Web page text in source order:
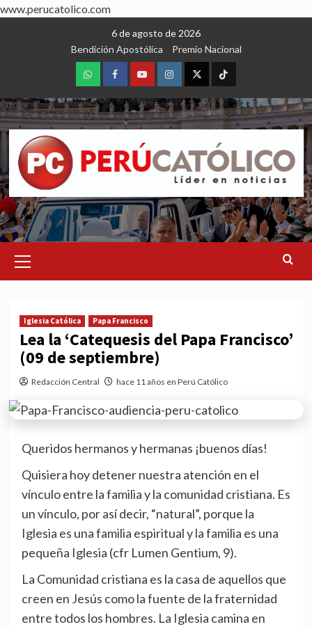
www.perucatolico.com
6 de agosto de 2026
Bendición Apostólica
Premio Nacional
WhatsAppFacebookYoutubeInstagram
X TikTok
Menu
Iglesia Católica Papa Francisco
Lea la ‘Catequesis del Papa Francisco’
(09 de septiembre)
Redacción Central hace 11 años en Perú Católico
Queridos hermanos y hermanas ¡buenos días!
Quisiera hoy detener nuestra atención en el
vínculo entre la familia y la comunidad cristiana. Es
un vínculo, por así decir, “natural”, porque la
Iglesia es una familia espiritual y la familia es una
pequeña Iglesia (cfr Lumen Gentium, 9).
La Comunidad cristiana es la casa de aquellos que
creen en Jesús como la fuente de la fraternidad
entre todos los hombres. La Iglesia camina en